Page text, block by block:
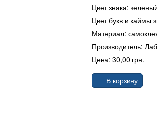
Цвет знака:
Цвет букв и каймы
Материал:
Производитель:
Цена: 30,00 грн.
В корзину